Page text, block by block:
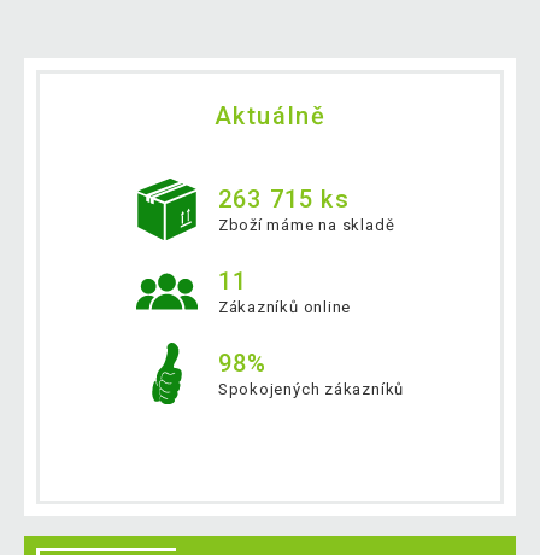
Aktuálně
263 715 ks
Zboží máme na skladě
11
Zákazníků online
98%
Spokojených zákazníků